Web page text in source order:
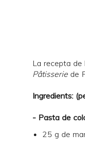
La recepta de
Pâtisseriede
Ingredients:
- Pasta de
25 g de